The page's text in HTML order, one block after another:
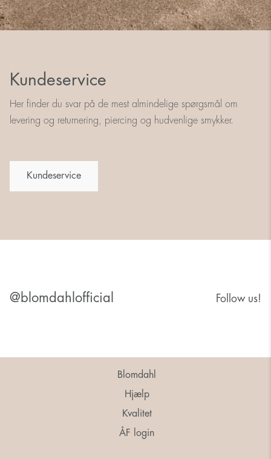
Kundeservice
Her finder du svar på de mest almindelige spørgsmål om
levering og returnering, piercing og hudvenlige smykker.
Kundeservice
@blomdahlofficial Follow us!
Blomdahl
Hjælp
Kvalitet
ÅF login